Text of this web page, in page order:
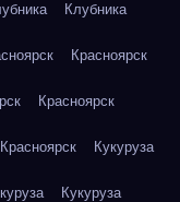
Клубника
Красноярск
Красноярск
Красноярск Кукуруза
Кукуруза